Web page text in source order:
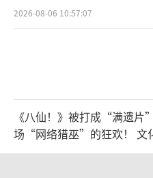
2026-08-06 10:57:07
《八仙！》被打成“满遗片
场“网络猎巫”的狂欢！ 文
焦虑？
2026-07-20 13:29:10